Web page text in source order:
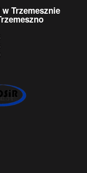
Trzemesznie